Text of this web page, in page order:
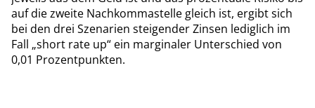
auf die zweite Nachkommastelle gleich ist, ergibt sich
bei den drei Szenarien steigender Zinsen lediglich im
Fall „short rate up“ ein marginaler Unterschied von
0,01 Prozentpunkten.